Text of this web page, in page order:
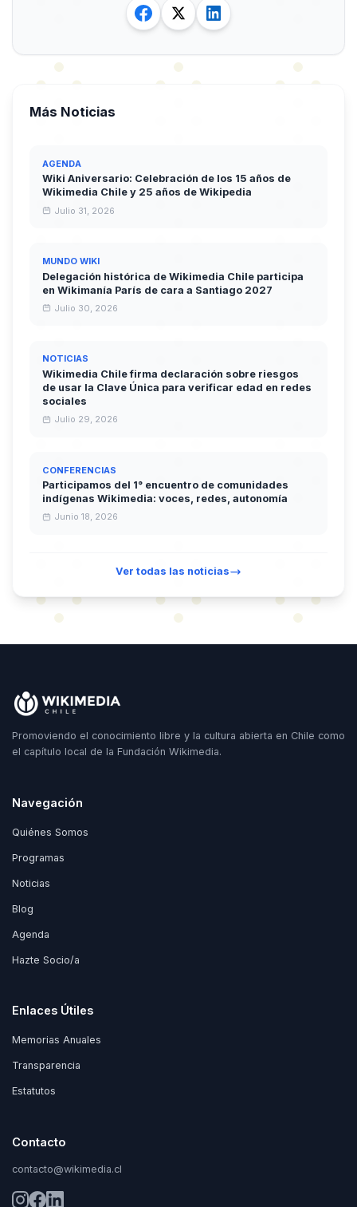
Más Noticias
AGENDA
Wiki Aniversario: Celebración de los 15 años de
Wikimedia Chile y 25 años de Wikipedia
Julio 31, 2026
MUNDO WIKI
Delegación histórica de Wikimedia Chile participa
en Wikimanía París de cara a Santiago 2027
Julio 30, 2026
NOTICIAS
Wikimedia Chile firma declaración sobre riesgos
de usar la Clave Única para verificar edad en redes
sociales
Julio 29, 2026
CONFERENCIAS
Participamos del 1° encuentro de comunidades
indígenas Wikimedia: voces, redes, autonomía
Junio 18, 2026
Ver todas las noticias
Promoviendo el conocimiento libre y la cultura abierta en Chile como
el capítulo local de la Fundación Wikimedia.
Navegación
Quiénes Somos
Programas
Noticias
Blog
Agenda
Hazte Socio/a
Enlaces Útiles
Memorias Anuales
Transparencia
Estatutos
Contacto
contacto@wikimedia.cl